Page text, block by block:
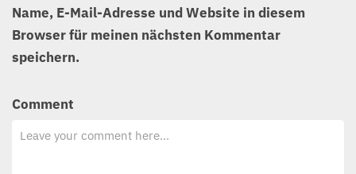
Name, E-Mail-Adresse und Website in diesem
Browser für meinen nächsten Kommentar
speichern.
Comment